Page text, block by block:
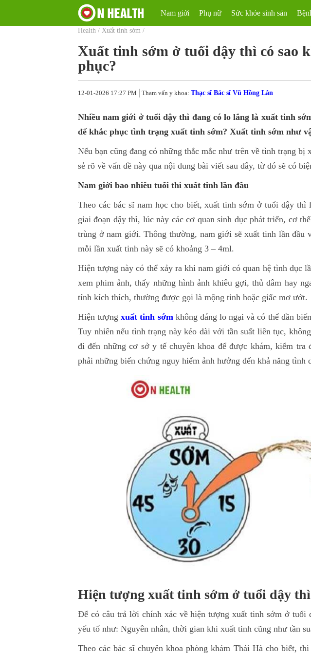
Nam giới Phụ nữ Sức khỏe sinh sản
Health / Xuất tinh sớm /
Xuất tinh sớm ở tuổi dậy thì có sao
phục?
12-01-2026 17:27 PM Tham vấn y khoa: Thạc sĩ Bác sĩ Vũ Hồng Lân
Nhiều nam giới ở tuổi dậy thì đang có lo lắng là xuất tinh
để khắc phục tình trạng xuất tinh sớm? Xuất tinh sớm như
Nếu bạn cũng đang có những thắc mắc như trên về tình trạng
sẻ rõ về vấn đề này qua nội dung bài viết sau đây, từ đó sẽ có
Nam giới bao nhiêu tuổi thì xuất tinh lần đầu
Theo các bác sĩ nam học cho biết, xuất tinh sớm ở tuổi dậy
giai đoạn dậy thì, lúc này các cơ quan sinh dục phát triển, cơ
trùng ở nam giới. Thông thường, nam giới sẽ xuất tinh lần
mỗi lần xuất tinh này sẽ có khoảng 3 – 4ml.
Hiện tượng này có thể xảy ra khi nam giới có quan hệ tình dục
xem phim ảnh, thấy những hình ảnh khiêu gợi, thủ dâm hay
tính kích thích, thường được gọi là mộng tinh hoặc giấc mơ ướt.
Hiện tượngxuất tinh sớmkhông đáng lo ngại và có thể dần
Tuy nhiên nếu tình trạng này kéo dài với tần suất liên tục,
đi đến những cơ sở y tế chuyên khoa để được khám, kiểm tra
phải những biến chứng nguy hiểm ảnh hưởng đến khả năng tình
Hiện tượng xuất tinh sớm ở tuổi dậy thì
Để có câu trả lời chính xác về hiện tượng xuất tinh sớm ở tuổi
yếu tố như: Nguyên nhân, thời gian khi xuất tinh cũng như tần
Theo các bác sĩ chuyên khoa phòng khám Thái Hà cho biết,